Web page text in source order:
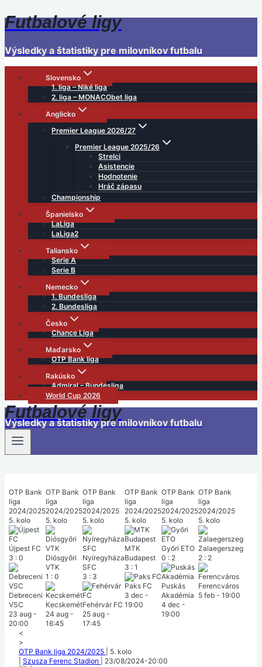
Skip
to
Futbalové ligy
Výsledky a štatistiky pre milovníkov futbalu
Slovensko
1. liga – Niké liga
2. liga – MONACObet liga
Anglicko
Premier League 2026/27
Premier League 2025/26
Strelci
Asistencie
Hodnotenie
Hráč zápasu
Championship
Španielsko
LaLiga
LaLiga2
Taliansko
Serie A
Serie B
Nemecko
1. Bundesliga
2. Bundesliga
Česko
Chance Liga
Maďarsko
OTP Bank liga
Rakúsko
Admiral – Bundesliga
World Cup 2026
Futbalové ligy
Výsledky a štatistiky pre milovníkov futbalu
OTP Bank
liga
2024/2025
5. kolo
Újpest FC
3 : 0
Debreceni
VSC
23 aug -
20:00
OTP Bank
liga
2024/2025
5. kolo
Diósgyőri
VTK
1 : 0
Kecskemét
24 aug -
16:45
OTP Bank
liga
2024/2025
5. kolo
Nyíregyháza
SFC
3 : 3
Fehérvár FC
25 aug -
17:45
OTP Bank
liga
2024/2025
5. kolo
MTK
Budapest
3 : 1
Paks FC
3 dec -
19:00
OTP Bank
liga
2024/2025
5. kolo
Győri ETO
0 : 2
Puskás
Akadémia
4 dec -
19:00
OTP Bank
liga
2024/2025
5. kolo
Zalaegerszeg
2 : 2
Ferencváros
5 feb - 19:00
<
>
OTP Bank liga 2024/2025
5. kolo
Szusza Ferenc Stadion 23/08/2024-20:00